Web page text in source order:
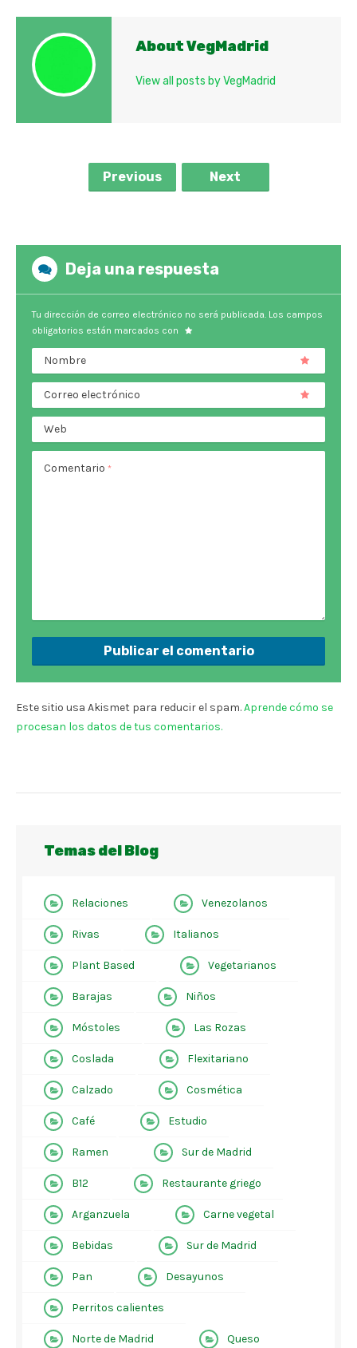
About VegMadrid
View all posts by VegMadrid
Previous Next
Deja una respuesta
Tu dirección de correo electrónico no será publicada. Los campos
obligatorios están marcados con
Nombre
Correo electrónico
Web
Comentario *
Este sitio usa Akismet para reducir el spam.Aprende cómo se
procesan los datos de tus comentarios.
Temas del Blog
Relaciones Venezolanos
Rivas Italianos
Plant Based Vegetarianos
Barajas Niños
Móstoles Las Rozas
Coslada Flexitariano
Calzado Cosmética
Café Estudio
Ramen Sur de Madrid
B12 Restaurante griego
Arganzuela Carne vegetal
Bebidas Sur de Madrid
Pan Desayunos
Perritos calientes
Norte de Madrid Queso